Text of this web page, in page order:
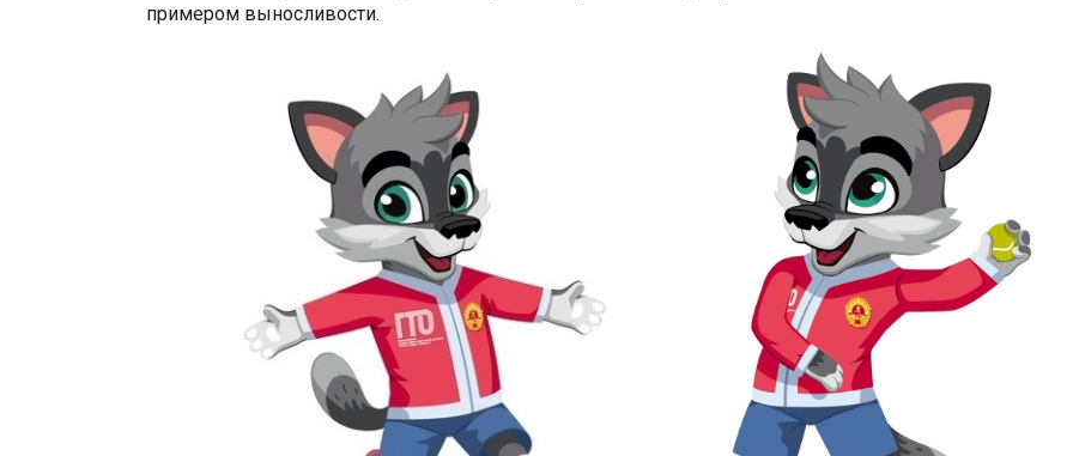
примером выносливости.